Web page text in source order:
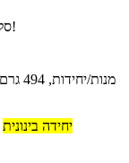
סלט כרוב קצת אחר - בואו לגוון!
4 מנות/יחידות, 494 גרם למנה\יחידה
יחידה בינונית